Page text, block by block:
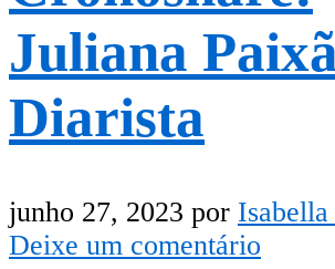
Juliana
Diarista
junho 27, 2023 por
Deixe um comentário